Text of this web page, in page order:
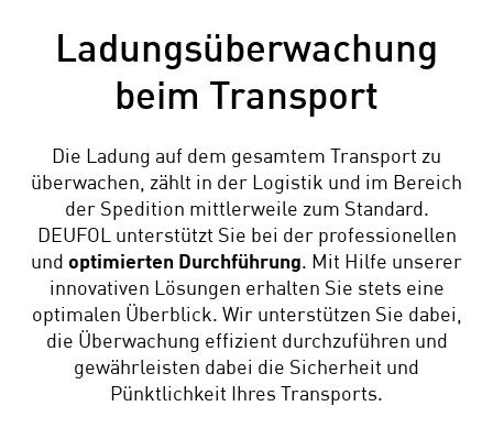
Ladungsüberwachung
beim Transport
Die Ladung auf dem gesamtem Transport zu
überwachen, zählt in der Logistik und im Bereich
der Spedition mittlerweile zum Standard.
DEUFOL unterstützt Sie bei der professionellen
und optimierten Durchführung. Mit Hilfe unserer
innovativen Lösungen erhalten Sie stets eine
optimalen Überblick. Wir unterstützen Sie dabei,
die Überwachung effizient durchzuführen und
gewährleisten dabei die Sicherheit und
Pünktlichkeit Ihres Transports.